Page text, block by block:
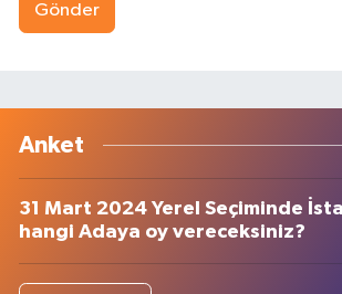
Gönder
Anket
31 Mart 2024 Yerel Seçiminde
hangi Adaya oy vereceksiniz?